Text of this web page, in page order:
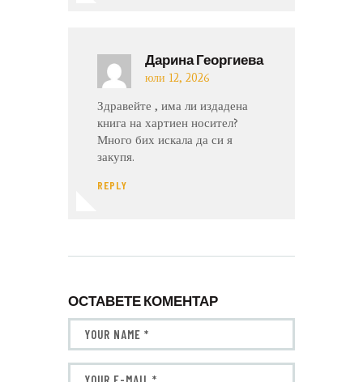
Дарина Георгиева
юли 12, 2026
Здравейте , има ли издадена
книга на хартиен носител?
Много бих искала да си я
закупя.
REPLY
ОСТАВЕТЕ КОМЕНТАР